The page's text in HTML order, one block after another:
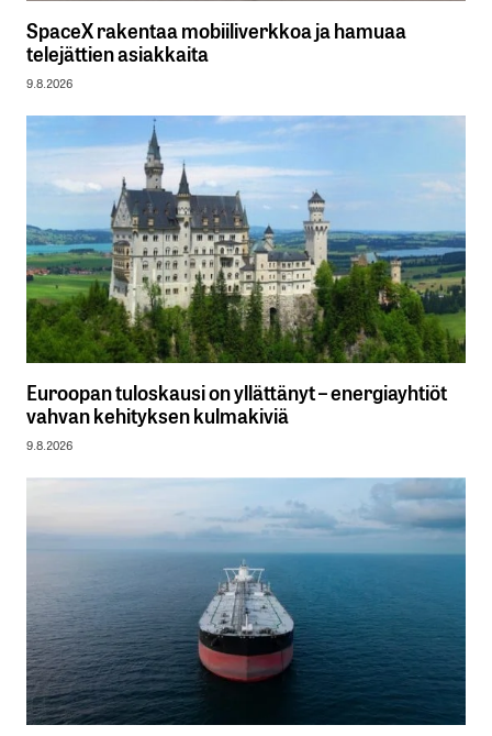
SpaceX rakentaa mobiiliverkkoa ja hamuaa
telejättien asiakkaita
9.8.2026
Euroopan tuloskausi on yllättänyt – energiayhtiöt
vahvan kehityksen kulmakiviä
9.8.2026